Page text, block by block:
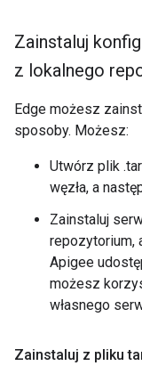
Zainstaluj
z lokalnego
Edge możesz
sposoby. Możesz:
Utwórz plik
węzła, a
Zainstaluj
repozytorium,
Apigee
możesz
własnego
Zainstaluj z pliku